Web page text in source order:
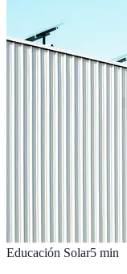
Educación Solar5 min